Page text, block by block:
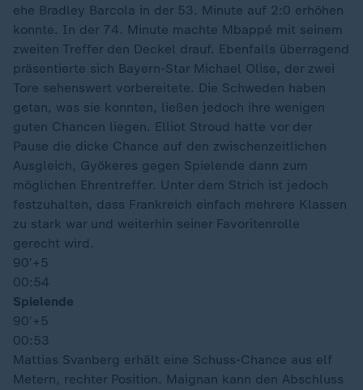
ehe Bradley Barcola in der 53. Minute auf 2:0 erhöhen
konnte. In der 74. Minute machte Mbappé mit seinem
zweiten Treffer den Deckel drauf. Ebenfalls überragend
präsentierte sich Bayern-Star Michael Olise, der zwei
Tore sehenswert vorbereitete. Die Schweden haben
getan, was sie konnten, ließen jedoch ihre wenigen
guten Chancen liegen. Elliot Stroud hatte vor der
Pause die dicke Chance auf den zwischenzeitlichen
Ausgleich, Gyökeres gegen Spielende dann zum
möglichen Ehrentreffer. Unter dem Strich ist jedoch
festzuhalten, dass Frankreich einfach mehrere Klassen
zu stark war und weiterhin seiner Favoritenrolle
gerecht wird.
90′ +5
00:54
Spielende
90′ +5
00:53
Mattias Svanberg erhält eine Schuss-Chance aus elf
Metern, rechter Position. Maignan kann den Abschluss